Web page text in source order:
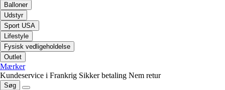
Balloner
Udstyr
Sport USA
Lifestyle
Fysisk vedligeholdelse
Outlet
Mærker
Kundeservice i Frankrig Sikker betaling Nem retur
Søg